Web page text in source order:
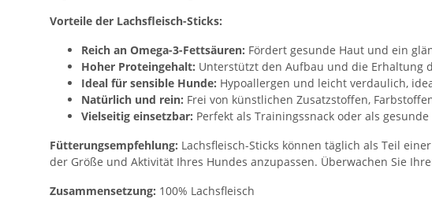
Vorteile der Lachsfleisch-Sticks:
Reich an Omega-3-Fettsäuren: Fördert gesunde Haut und ein
Hoher Proteingehalt: Unterstützt den Aufbau und die Erhaltung
Ideal für sensible Hunde: Hypoallergen und leicht verdaulich,
Natürlich und rein: Frei von künstlichen Zusatzstoffen,
Vielseitig einsetzbar: Perfekt als Trainingssnack oder als
Fütterungsempfehlung: Lachsfleisch-Sticks können täglich als Teil
der Größe und Aktivität Ihres Hundes anzupassen. Überwachen Sie
Zusammensetzung: 100% Lachsfleisch